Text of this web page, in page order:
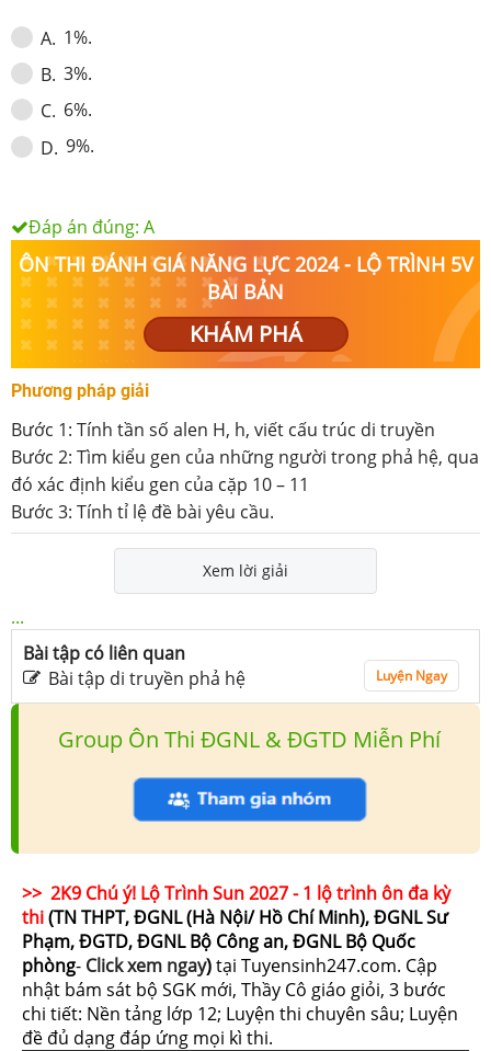
A. 1%.
B. 3%.
C. 6%.
D. 9%.
Đáp án đúng: A
ÔN THI ĐÁNH GIÁ NĂNG LỰC 2024 - LỘ TRÌNH 5V
BÀI BẢN
KHÁM PHÁ
Phương pháp giải
Bước 1: Tính tần số alen H, h, viết cấu trúc di truyền
Bước 2: Tìm kiểu gen của những người trong phả hệ, qua
đó xác định kiểu gen của cặp 10 – 11
Bước 3: Tính tỉ lệ đề bài yêu cầu.
Xem lời giải
...
Bài tập có liên quan
Bài tập di truyền phả hệ
Luyện Ngay
Group Ôn Thi ĐGNL & ĐGTD Miễn Phí
>> 2K9 Chú ý! Lộ Trình Sun 2027 - 1 lộ trình ôn đa kỳ
thi(TN THPT, ĐGNL (Hà Nội/ Hồ Chí Minh), ĐGNL Sư
Phạm, ĐGTD, ĐGNL Bộ Công an, ĐGNL Bộ Quốc
phòng- Click xem ngay)tại Tuyensinh247.com. Cập
nhật bám sát bộ SGK mới, Thầy Cô giáo giỏi, 3 bước
chi tiết: Nền tảng lớp 12; Luyện thi chuyên sâu; Luyện
đề đủ dạng đáp ứng mọi kì thi.